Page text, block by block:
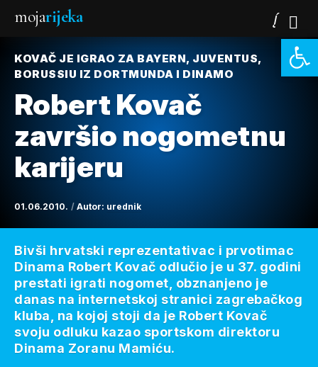
mojarijeka
KOVAČ JE IGRAO ZA BAYERN, JUVENTUS,
BORUSSIU IZ DORTMUNDA I DINAMO
Robert Kovač
završio nogometnu
karijeru
01.06.2010. Autor: urednik
Bivši hrvatski reprezentativac i prvotimac
Dinama Robert Kovač odlučio je u 37. godini
prestati igrati nogomet, obznanjeno je
danas na internetskoj stranici zagrebačkog
kluba, na kojoj stoji da je Robert Kovač
svoju odluku kazao sportskom direktoru
Dinama Zoranu Mamiću.